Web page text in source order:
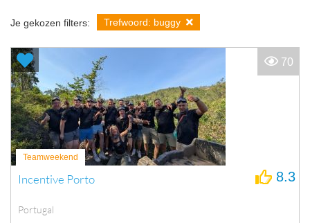
Je gekozen filters: Trefwoord: buggy
Teamweekend
Incentive Porto
Portugal
8.3
70